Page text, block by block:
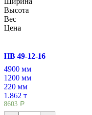
Высота
Вес
Цена
НВ 49-12-16
4900 мм
1200 мм
220 мм
1.862 т
8603 Р